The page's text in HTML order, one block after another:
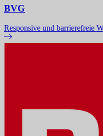
BVG
Responsive und barrierefreie